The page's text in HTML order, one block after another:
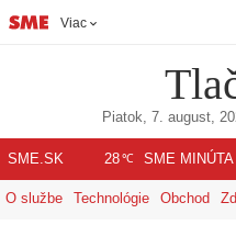
Viac
Piatok, 7. august,
SME.SK 28℃ SME MINÚTA
O službe Technológie Obchod